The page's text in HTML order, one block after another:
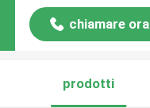
chiamare ora
prodotti